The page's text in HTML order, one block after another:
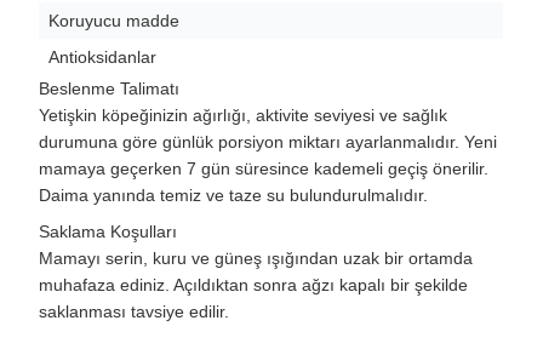
Koruyucu madde
Antioksidanlar
Beslenme Talimatı
Yetişkin köpeğinizin ağırlığı, aktivite seviyesi ve sağlık
durumuna göre günlük porsiyon miktarı ayarlanmalıdır. Yeni
mamaya geçerken 7 gün süresince kademeli geçiş önerilir.
Daima yanında temiz ve taze su bulundurulmalıdır.
Saklama Koşulları
Mamayı serin, kuru ve güneş ışığından uzak bir ortamda
muhafaza ediniz. Açıldıktan sonra ağzı kapalı bir şekilde
saklanması tavsiye edilir.